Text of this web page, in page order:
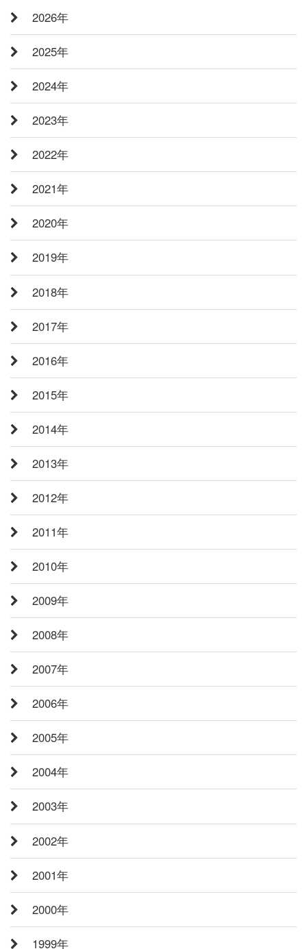
2026年
2025年
2024年
2023年
2022年
2021年
2020年
2019年
2018年
2017年
2016年
2015年
2014年
2013年
2012年
2011年
2010年
2009年
2008年
2007年
2006年
2005年
2004年
2003年
2002年
2001年
2000年
1999年